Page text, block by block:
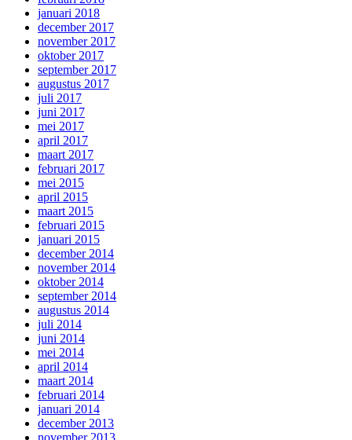
januari 2018
december 2017
november 2017
oktober 2017
september 2017
augustus 2017
juli 2017
juni 2017
mei 2017
april 2017
maart 2017
februari 2017
mei 2015
april 2015
maart 2015
februari 2015
januari 2015
december 2014
november 2014
oktober 2014
september 2014
augustus 2014
juli 2014
juni 2014
mei 2014
april 2014
maart 2014
februari 2014
januari 2014
december 2013
november 2013